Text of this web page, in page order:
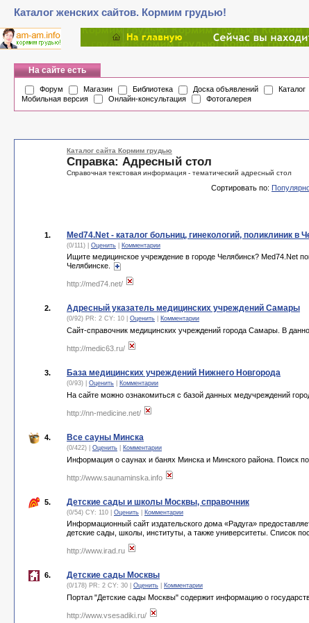
Каталог женских сайтов. Кормим грудью!
На сайте есть
Форум Магазин Библиотека Доска объявлений
Каталог
Мобильная версия
Онлайн-консультация Фотогалерея
Каталог сайта Кормим грудью
Справка: Адресный стол
Справочная текстовая информация - тематический адресный стол
Сортировать по:
1. Med74.Net - каталог больниц, гинекологий, поликлиник в
(0/111) | Оценить Комментарии
Ищите медицинское учреждение в городе Челябинск? Med74.Net
Челябинске.
http://med74.net/
2. Адресный указатель медицинских учреждений Самары
(0/92) PR: 2 CY: 10 | Оценить Комментарии
Сайт-справочник медицинских учреждений города Самары. В
http://medic63.ru/
3. База медицинских учреждений Нижнего Новгорода
(0/93) | Оценить Комментарии
На сайте можно ознакомиться с базой данных медучреждений
http://nn-medicine.net/
4. Все сауны Минска
(0/422) | Оценить Комментарии
Информация о саунах и банях Минска и Минского района. Поиск
http://www.saunaminska.info
5. Детские сады и школы Москвы, справочник
(0/54) CY: 110 | Оценить Комментарии
Информационный сайт издательского дома «Радуга»
детские сады, школы, институты, а также университеты. Список
http://www.irad.ru
6. Детские сады Москвы
(0/178) PR: 2 CY: 30 | Оценить Комментарии
Портал "Детские сады Москвы" содержит информацию о
http://www.vsesadiki.ru/